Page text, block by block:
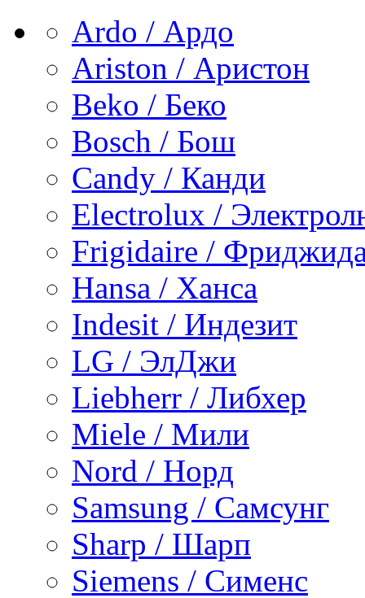
Ardo / Ардо
Ariston / Аристон
Beko / Беко
Bosch / Бош
Candy / Канди
Electrolux /
Frigidaire /
Hansa / Ханса
Indesit / Индезит
LG / ЭлДжи
Liebherr / Либхер
Miele / Мили
Nord / Норд
Samsung / Самсунг
Sharp / Шарп
Siemens / Сименс